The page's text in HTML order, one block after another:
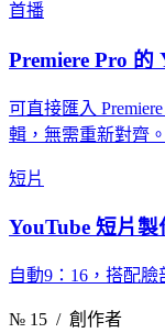
首播
Premiere Pro 的
可直接匯入
輯，無需重新對齊。
短片
YouTube 短片製
自動9：16，搭配
№ 15 / 創作者